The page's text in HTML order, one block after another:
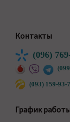
Контакты
(096)
(093) 159-93-
График